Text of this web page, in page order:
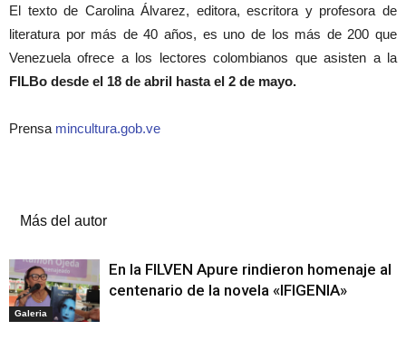
El texto de Carolina Álvarez, editora, escritora y profesora de
literatura por más de 40 años, es uno de los más de 200 que
Venezuela ofrece a los lectores colombianos que asisten a la
FILBo desde el 18 de abril hasta el 2 de mayo.
Prensa mincultura.gob.ve
Más del autor
Galeria
En la FILVEN Apure rindieron homenaje al
centenario de la novela «IFIGENIA»